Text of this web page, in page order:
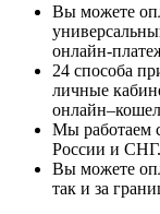
Вы можете
онлайн-
24 способа
личные
Мы работаем
России и СНГ.
Вы можете
так и за